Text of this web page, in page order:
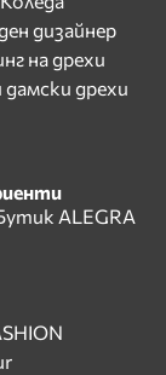
дизайнер
на дрехи
дамски дрехи
ALEGRA